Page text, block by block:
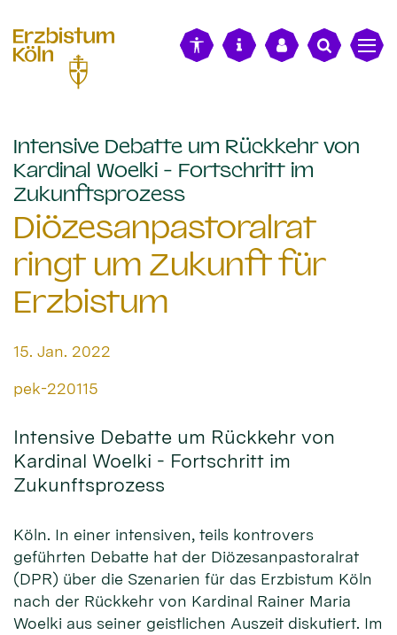
Intensive Debatte um Rückkehr von
Kardinal Woelki - Fortschritt im
Zukunftsprozess:
Diözesanpastoralrat
ringt um Zukunft für
Erzbistum
Datum:
15. Jan. 2022
Von:
pek-220115
Intensive Debatte um Rückkehr von
Kardinal Woelki - Fortschritt im
Zukunftsprozess
Köln. In einer intensiven, teils kontrovers
geführten Debatte hat der Diözesanpastoralrat
(DPR) über die Szenarien für das Erzbistum Köln
nach der Rückkehr von Kardinal Rainer Maria
Woelki aus seiner geistlichen Auszeit diskutiert. Im